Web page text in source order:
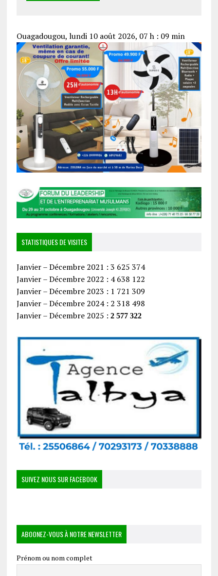
Ouagadougou, lundi 10 août 2026, 07 h : 09 min
STATISTIQUES DE VISITES
Janvier – Décembre 2021 : 3 625 374
Janvier – Décembre 2022 : 4 638 122
Janvier – Décembre 2023 : 1 721 309
Janvier – Décembre 2024 : 2 318 498
Janvier – Décembre 2025 : 2 577 322
SUIVEZ NOUS SUR FACEBOOK
ABOONEZ-VOUS À NOTRE NEWSLETTER
Prénom ou nom complet